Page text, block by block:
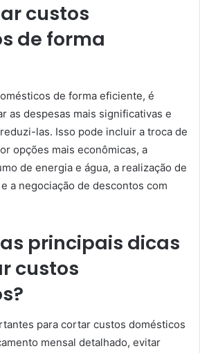
custos
de forma
de forma eficiente, é
as despesas mais significativas e
las. Isso pode incluir a troca de
opções mais econômicas, a
de energia e água, a realização de
a negociação de descontos com
principais dicas
custos
para cortar custos domésticos
mensal detalhado, evitar